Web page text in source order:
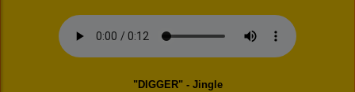
"DIGGER" - Jingle